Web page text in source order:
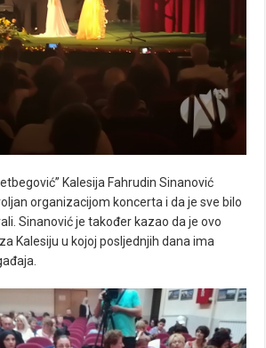
Kalesija Fahrudin Sinanović
organizacijom koncerta i da je sve bilo
Sinanović je također kazao da je ovo
Kalesiju u kojoj posljednjih dana ima